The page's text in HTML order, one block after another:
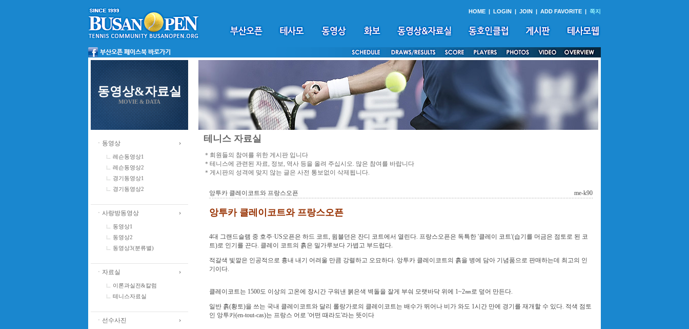
HOME | LOGIN | JOIN | ADD FAVORITE | 쪽지
동영상&자료실
MOVIE & DATA
ㆍ동영상
레슨동영상1
레슨동영상2
경기동영상1
경기동영상2
ㆍ사랑방동영상
동영상1
동영상2
동영상3(분류별)
ㆍ자료실
이론과실전&칼럼
테니스자료실
ㆍ선수사진
테니스 자료실
＊회원들의 참여를 위한 게시판 입니다
＊테니스에 관련된 자료, 정보, 역사 등을 올려 주십시오. 많은 참여를 바랍니다
＊게시판의 성격에 맞지 않는 글은 사전 통보없이 삭제됩니다.
앙투카 클레이코트와 프랑스오픈 me-k90
앙투카 클레이코트와 프랑스오픈
4대 그랜드슬램 중 호주·US오픈은 하드 코트, 윔블던은 잔디 코트에서 열린다. 프랑스오픈은 독특한 '클레이 코트'(습기를 머금은 점토로 된 코
트)로 인기를 끈다. 클레이 코트의 흙은 밀가루보다 가볍고 부드럽다.
적갈색 빛깔은 인공적으로 흉내 내기 어려울 만큼 강렬하고 오묘하다. 앙투카 클레이코트의 흙을 병에 담아 기념품으로 판매하는데 최고의 인
기이다.
클레이코트는 1500도 이상의 고온에 장시간 구워낸 붉은색 벽돌을 잘게 부숴 모랫바닥 위에 1~2㎜로 덮어 만든다.
일반 흙(황토)을 쓰는 국내 클레이코트와 달리 롤랑가로의 클레이코트는 배수가 뛰어나 비가 와도 1시간 만에 경기를 재개할 수 있다. 적색 점토
인 앙투카(en-tout-cas)는 프랑스 어로 '어떤 때라도'라는 뜻이다